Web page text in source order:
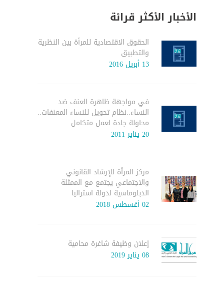
الأخبار الأكثر قرائة
الحقوق الاقتصادية للمرأة بين النظرية
والتطبيق
13 أبريل 2016
في مواجهة ظاهرة العنف ضد
النساء..نظام تحويل للنساء المعنفات..
محاولة جادة لعمل متكامل
20 يناير 2011
مركز المرأة للإرشاد القانوني
والاجتماعي يجتمع مع الممثلة
الدبلوماسية لدولة استراليا
02 أغسطس 2018
إعلان وظيفة شاغرة محامية
08 يناير 2019